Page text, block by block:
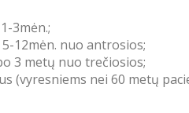
3mėn.;
12mėn. nuo antrosios;
3 metų nuo trečiosios;
(vyresniems nei 60 metų